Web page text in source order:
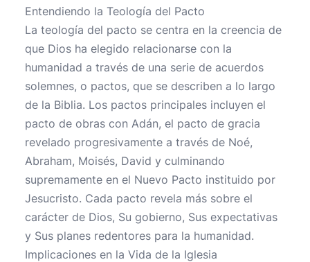
Entendiendo la Teología del Pacto
La teología del pacto se centra en la creencia de
que Dios ha elegido relacionarse con la
humanidad a través de una serie de acuerdos
solemnes, o pactos, que se describen a lo largo
de la Biblia. Los pactos principales incluyen el
pacto de obras con Adán, el pacto de gracia
revelado progresivamente a través de Noé,
Abraham, Moisés, David y culminando
supremamente en el Nuevo Pacto instituido por
Jesucristo. Cada pacto revela más sobre el
carácter de Dios, Su gobierno, Sus expectativas
y Sus planes redentores para la humanidad.
Implicaciones en la Vida de la Iglesia